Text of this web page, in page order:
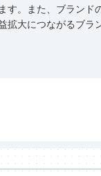
す。また、ブランド
拡大につながるブラ